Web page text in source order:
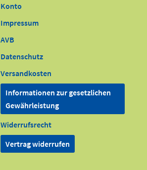
Konto
Impressum
AVB
Datenschutz
Versandkosten
Informationen zur gesetzlichen
Gewährleistung
Widerrufsrecht
Vertrag widerrufen